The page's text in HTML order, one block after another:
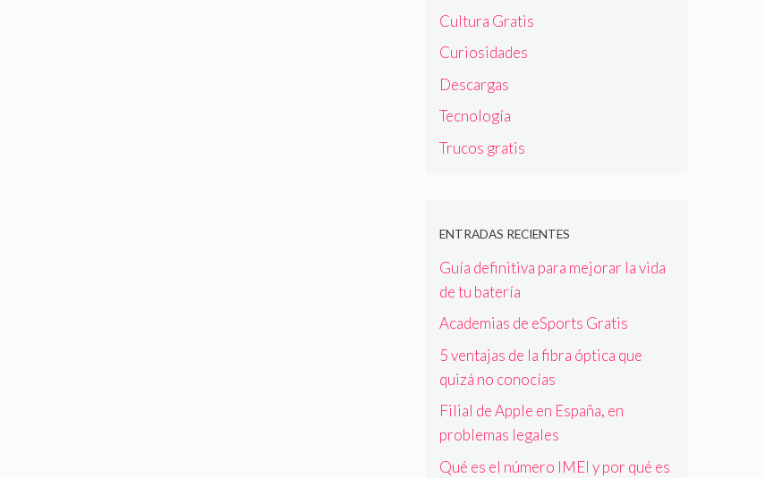
Cultura Gratis
Curiosidades
Descargas
Tecnología
Trucos gratis
ENTRADAS RECIENTES
Guía definitiva para mejorar la vida
de tu batería
Academias de eSports Gratis
5 ventajas de la fibra óptica que
quizá no conocías
Filial de Apple en España, en
problemas legales
Qué es el número IMEI y por qué es